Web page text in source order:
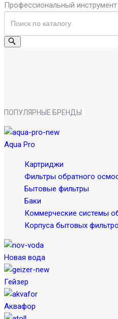
Профессиональный инструмент
ПОПУЛЯРНЫЕ БРЕНДЫ
Aqua Pro
Картриджи
Фильтры обратного
Бытовые фильтры
Баки
Коммерческие системы
Корпуса бытовых
Новая вода
Гейзер
Аквафор